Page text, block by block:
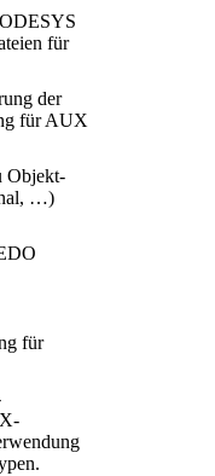
für
der
für AUX
Objekt-
…)
für